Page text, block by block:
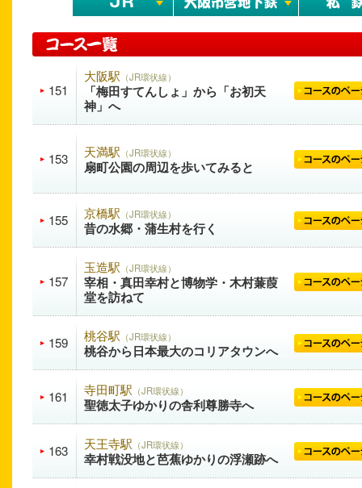
151
大阪駅 （JR環状線）
「梅田すてんしょ」から「お初天
神」へ
153 天満駅 （JR環状線）
扇町公園の周辺を歩いてみると
155 京橋駅 （JR環状線）
昔の水郷・蒲生村を行く
157
玉造駅 （JR環状線）
宰相・真田幸村と博物学・木村蒹葭
堂を訪ねて
159 桃谷駅 （JR環状線）
桃谷から日本最大のコリアタウンへ
161 寺田町駅 （JR環状線）
聖徳太子ゆかりの舎利尊勝寺へ
163 天王寺駅 （JR環状線）
幸村戦没地と芭蕉ゆかりの浮瀬跡へ